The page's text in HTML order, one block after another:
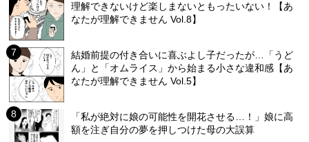
理解できないけど楽しまないともったいない！【あ
なたが理解できません Vol.8】
結婚前提の付き合いに喜ぶよし子だったが…「うど
ん」と「オムライス」から始まる小さな違和感【あ
なたが理解できません Vol.5】
「私が絶対に娘の可能性を開花させる…！」娘に高
額を注ぎ自分の夢を押しつけた母の大誤算